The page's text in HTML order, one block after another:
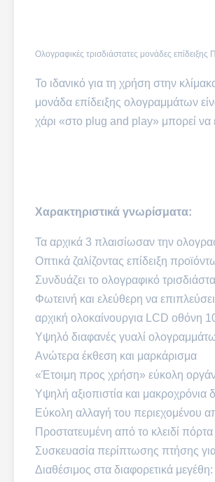
Ολογραφικές τρισδιάστατες μονάδες
Το ιδανικό για τη χρήση στην
μονάδα επίδειξης ολογραμμάτων
χάρι «στο plug and play» μπορεί
Χαρακτηριστικά γνωρίσματα:
Τα αρχικά 3 πλαισίωσαν την
Οπτικά ζαλίζοντας επίδειξη
Συνδυάζει το ολογραφικό
Φωτεινή και ελεύθερη να
αρχική ολοκαίνουργια LCD οθόνη
Υψηλό διαφανές γυαλί
Ανώτερα έκθεση και μαρκάρισμα
«Έτοιμη προς χρήση» εύκολη
Υψηλή αξιοπιστία και μακροχρόνια
Εύκολη αλλαγή του περιεχομένου
Προστατευμένη από το κλειδί πόρτα
Συσκευασία περίπτωσης πτήσης
Διαθέσιμος στα διαφορετικά